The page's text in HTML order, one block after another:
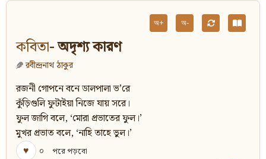
অ+ অ-
কবিতা- অদৃশ্য কারণ
রবীন্দ্রনাথ ঠাকুর
রজনী গোপনে বনে ডালপালা ভ’রে
কুঁড়িগুলি ফুটাইয়া নিজে যায় সরে।
ফুল জাগি বলে, ‘মোরা প্রভাতের ফুল।’
মুখর প্রভাত বলে, ‘নাহি তাহে ভুল।’
♥
০ পরে পড়বো